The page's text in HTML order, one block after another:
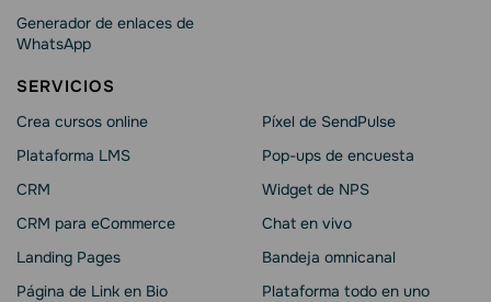
Generador de enlaces de
WhatsApp
SERVICIOS
Crea cursos online
Plataforma LMS
CRM
CRM para eCommerce
Landing Pages
Página de Link en Bio
Píxel de SendPulse
Pop-ups de encuesta
Widget de NPS
Chat en vivo
Bandeja omnicanal
Plataforma todo en uno